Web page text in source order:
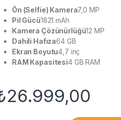
Ön (Selfie) Kamera7,0 MP
Pil Gücü1821 mAh
Kamera Çözünürlüğü12 MP
Dahili Hafıza64 GB
Ekran Boyutu4,7 inç
RAM Kapasitesi4 GB RAM
26.999,00